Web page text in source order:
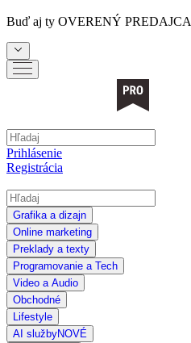
Buď aj ty OVERENÝ PREDAJCA
Prihlásenie
Registrácia
Grafika a dizajn
Online marketing
Preklady a texty
Programovanie a Tech
Video a Audio
Obchodné
Lifestyle
AI službyNOVÉ